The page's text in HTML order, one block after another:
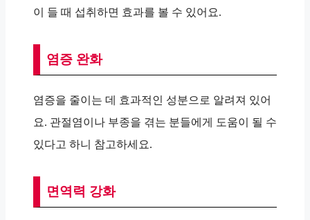
이 들 때 섭취하면 효과를 볼 수 있어요.
염증 완화
염증을 줄이는 데 효과적인 성분으로 알려져 있어
요. 관절염이나 부종을 겪는 분들에게 도움이 될 수
있다고 하니 참고하세요.
면역력 강화